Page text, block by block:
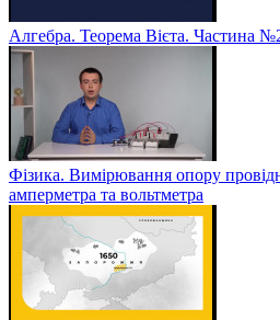
Алгебра. Теорема Вієта. Частина
Фізика. Вимірювання опору
амперметра та вольтметра